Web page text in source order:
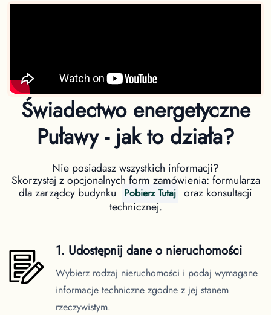
Świadectwo energetyczne
Puławy - jak to działa?
Nie posiadasz wszystkich informacji?
Skorzystaj z opcjonalnych form zamówienia: formularza
dla zarządcy budynku
Pobierz Tutaj oraz konsultacji
technicznej.
1. Udostępnij dane o nieruchomości
Wybierz rodzaj nieruchomości i podaj wymagane
informacje techniczne zgodne z jej stanem
rzeczywistym.